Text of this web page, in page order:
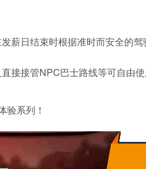
薪日结束时根据准时而安全的驾
接接管NPC巴士路线等可自由
验系列！